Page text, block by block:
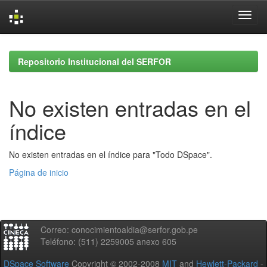
navigationRepositorio Institucional del SERFOR
No existen entradas en el
índice
No existen entradas en el índice para "Todo DSpace".
Página de inicio
Correo: conocimientoaldia@serfor.gob.pe
Teléfono: (511) 2259005 anexo 605
DSpace Software Copyright © 2002-2008 MIT and Hewlett-Packard -